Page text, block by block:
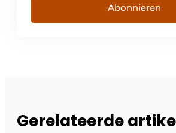
Abonnieren
Gerelateerde